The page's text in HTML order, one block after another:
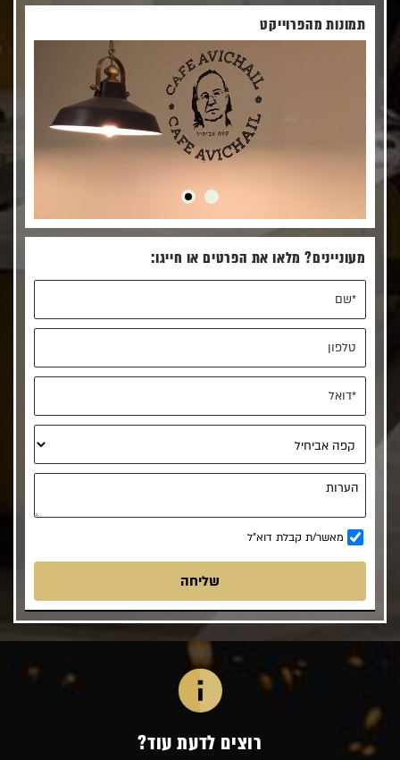
תמונות מהפרוייקט
מעוניינים? מלאו את הפרטים או חייגו:
מאשר/ת קבלת דוא"ל
רוצים לדעת עוד?